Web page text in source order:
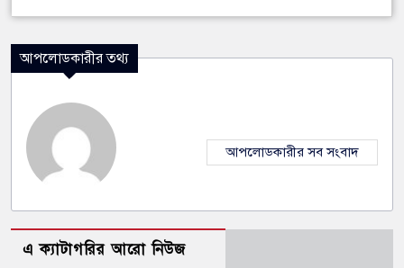
আপলোডকারীর তথ্য
আপলোডকারীর সব সংবাদ
এ ক্যাটাগরির আরো নিউজ